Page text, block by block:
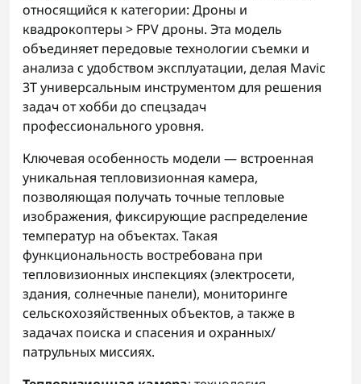
относящийся к категории: Дроны и
квадрокоптеры > FPV дроны. Эта модель
объединяет передовые технологии съемки и
анализа с удобством эксплуатации, делая Mavic
3T универсальным инструментом для решения
задач от хобби до спецзадач
профессионального уровня.
Ключевая особенность модели — встроенная
уникальная тепловизионная камера,
позволяющая получать точные тепловые
изображения, фиксирующие распределение
температур на объектах. Такая
функциональность востребована при
тепловизионных инспекциях (электросети,
здания, солнечные панели), мониторинге
сельскохозяйственных объектов, а также в
задачах поиска и спасения и охранных/
патрульных миссиях.